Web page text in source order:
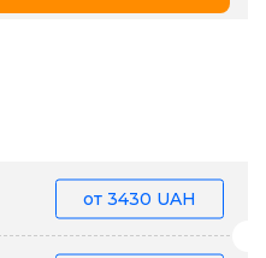
от 3430 UAH